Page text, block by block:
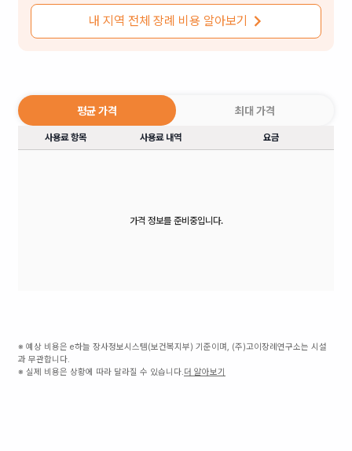
내 지역 전체 장례 비용 알아보기
평균 가격 최대 가격
사용료 항목 사용료 내역 요금
가격 정보를 준비중입니다.
※ 예상 비용은 e하늘 장사정보시스템(보건복지부) 기준이며, (주)고이장례연구소는 시설
과 무관합니다.
※ 실제 비용은 상황에 따라 달라질 수 있습니다.더 알아보기